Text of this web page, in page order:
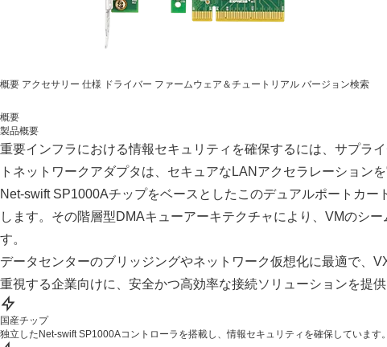
概要 アクセサリー 仕様 ドライバー ファームウェア＆チュートリアル バージョン検索
概要
製品概要
重要インフラにおける情報セキュリティを確保するには、サプラ
トネットワークアダプタは、セキュアなLANアクセラレーション
Net-swift SP1000Aチップをベースとしたこのデュアルポートカ
します。その階層型DMAキューアーキテクチャにより、VMのシ
す。
データセンターのブリッジングやネットワーク仮想化に最適で、
重視する企業向けに、安全かつ高効率な接続ソリューションを提供
国産チップ
独立したNet-swift SP1000Aコントローラを搭載し、情報セキュリティを確保しています。